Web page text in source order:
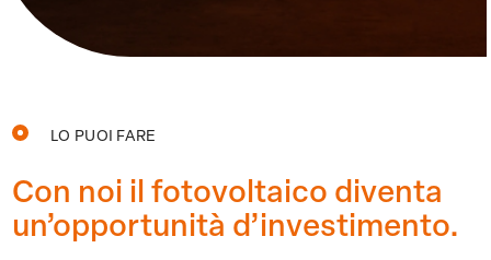
LO PUOI FARE
Con noi il fotovoltaico diventa
un’opportunità d’investimento.